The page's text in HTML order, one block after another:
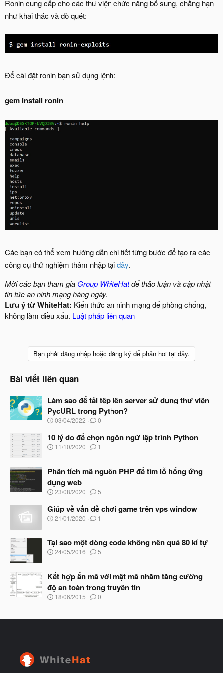
Ronin cung cấp cho các thư viện chức năng bổ sung, chẳng hạn
như khai thác và dò quét:
Để cài đặt ronin bạn sử dụng lệnh:
gem install ronin
Các bạn có thể xem hướng dẫn chi tiết từng bước để tạo ra các
công cụ thử nghiệm thâm nhập tạiđây.
Mời các bạn tham gia Group WhiteHatđể thảo luận và cập nhật
tin tức an ninh mạng hàng ngày.
Lưu ý từ WhiteHat: Kiến thức an ninh mạng để phòng chống,
không làm điều xấu. Luật pháp liên quan
Bạn phải đăng nhập hoặc đăng ký để phản hồi tại đây.
Bài viết liên quan
Làm sao để tải tệp lên server sử dụng thư viện
PycURL trong Python?
N
à
y
b
đ
ầ
u
03/04/2022 0
10 lý do để chọn ngôn ngữ lập trình Python
N
y
ắ
t
ầ
u
11/10/2020 1
Phân tích mã nguồn PHP để tìm lỗ hổng ứng
dụng web
N
à
y
b
đ
ầ
23/08/2020 5
Giúp về vấn đề chơi game trên vps window
N
y
b
ắ
đ
ầ
u
21/01/2020 1
Tại sao một dòng code không nên quá 80 kí tự
N
y
b
ắ
t
24/05/2016 5
Kết hợp ẩn mã với mật mã nhằm tăng cường
độ an toàn trong truyền tin
N
y
ầ
18/06/2015 0